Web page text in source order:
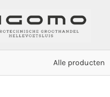
Alle producten